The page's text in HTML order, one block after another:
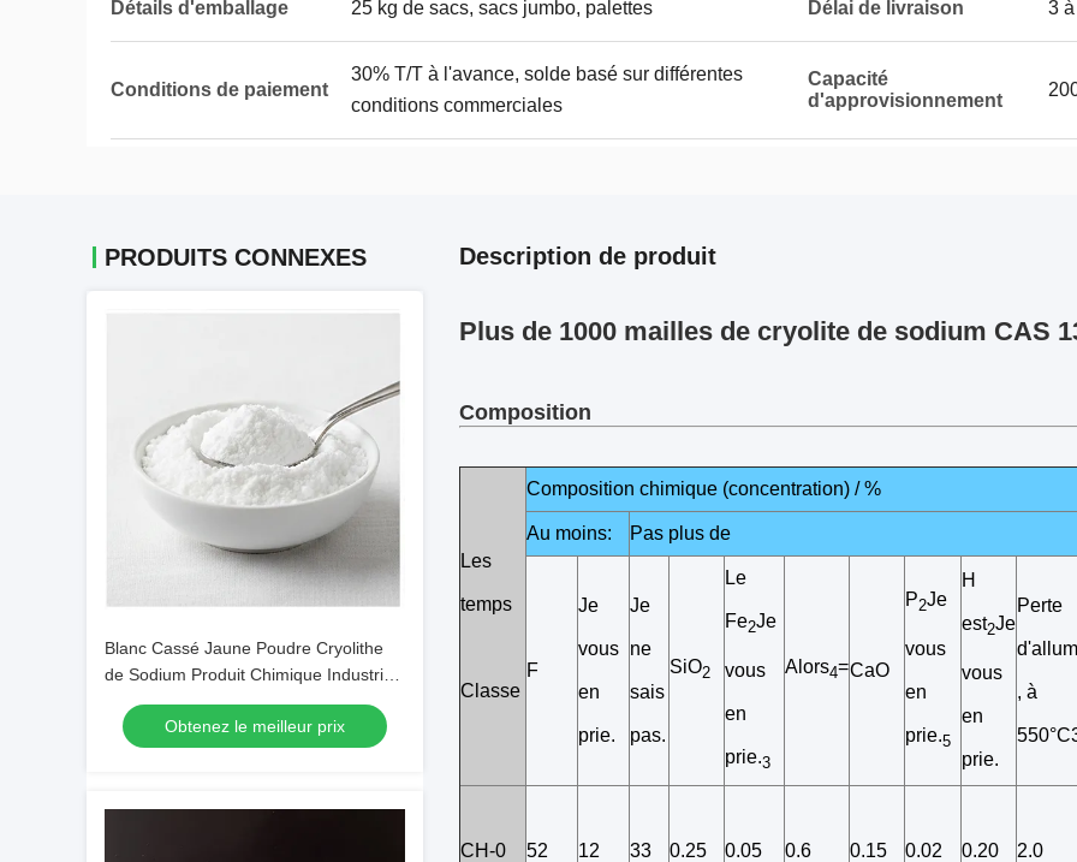
Détails d'emballage 25 kg de sacs, sacs jumbo, palettes Délai de livraison 3
Conditions de paiement
30% T/T à l'avance, solde basé sur différentes
conditions commerciales
Capacité
d'approvisionnement
PRODUITS CONNEXES
Blanc Cassé Jaune Poudre Cryolithe
de Sodium Produit Chimique Industriel
avec un Poids Moléculaire de 209,94
Obtenez le meilleur prix
Description de produit
Plus de 1000 mailles de cryolite de sodium CAS
Composition
Les
temps
Classe
Composition chimique (concentration) / %
Au moins: Pas plus de
F
Je
vous
en
prie.
Je
ne
sais
pas.
SiO2
Le
Fe2Je
vous
en
prie.3
Alors4=CaO
P2Je
vous
en
prie.5
H
est2Je
vous
en
prie.
Perte
, à
CH-0 52 12 33 0.25 0.05 0.6 0.15 0.02 0.20 2.0